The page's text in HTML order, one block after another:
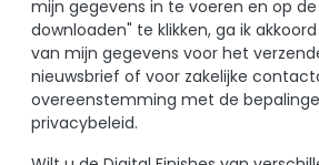
mijn gegevens in te voeren en op de
downloaden" te klikken, ga ik
van mijn gegevens voor het
nieuwsbrief of voor zakelijke
overeenstemming met de
privacybeleid.